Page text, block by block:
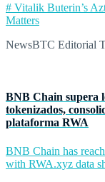
# Vitalik Buterin’s
Matters
NewsBTC Editorial
BNB Chain supera
tokenizados,
plataforma RWA
BNB Chain has
with RWA.xyz data